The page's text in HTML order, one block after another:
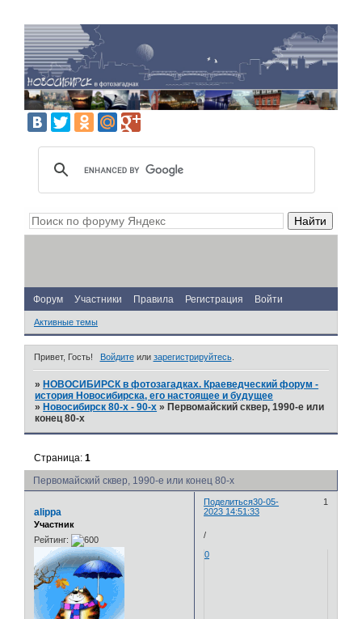
Форум Участники Правила Регистрация Войти
Активные темы
Привет, Гость! Войдитеили зарегистрируйтесь.
» НОВОСИБИРСК в фотозагадках. Краеведческий форум -
история Новосибирска, его настоящее и будущее
» Новосибирск 80-х - 90-х » Первомайский сквер, 1990-е или
конец 80-х
Первомайский сквер, 1990-е или конец 80-х
Страница:1
Поделиться 1
30-05-
2023 14:51:33
alippa
Участник
Рейтинг:
/
0